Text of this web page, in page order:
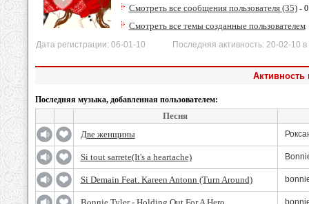
Смотреть все сообщения пользователя (35)-
Смотреть все темы созданные пользователем
Дата регистрации: 06-01-10 Последняя активность: 20-02-10 в
Активность
Последняя музыка, добавленная пользователем:
Песня
Две женщины
Si tout sarrete(It's a heartache)
Si Demain Feat. Kareen Antonn (Turn Around)